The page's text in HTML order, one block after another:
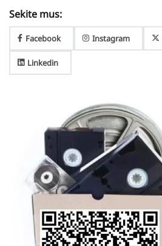
Sekite mus:
Facebook Instagram
Linkedin